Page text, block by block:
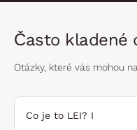
Často kladené
Otázky, které vás mohou
Co je to LEI? I